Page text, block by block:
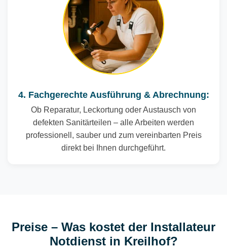
4. Fachgerechte Ausführung & Abrechnung:
Ob Reparatur, Leckortung oder Austausch von
defekten Sanitärteilen – alle Arbeiten werden
professionell, sauber und zum vereinbarten Preis
direkt bei Ihnen durchgeführt.
Preise – Was kostet der Installateur
Notdienst in Kreilhof?